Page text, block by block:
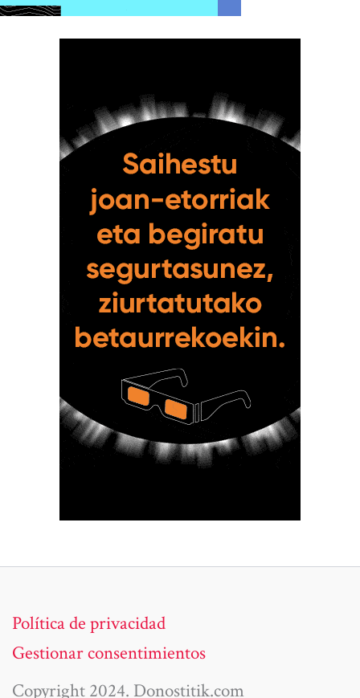
Política de privacidad
Gestionar consentimientos
Copyright 2024. Donostitik.com